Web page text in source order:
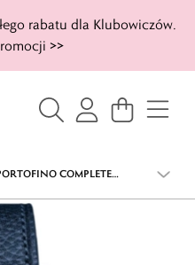
rabatu dla Klubowiczów.
>>
COMPLETE